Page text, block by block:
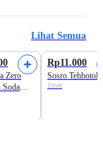
Lihat Semua
Zero
Soda
Rp11.000
Sosro Tehbotol
1liter